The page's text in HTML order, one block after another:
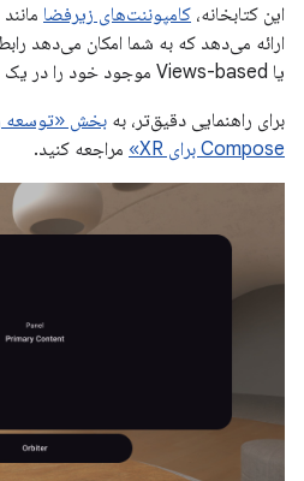
این کتابخانه، کامپوننت‌های زیرفضا مانند
یا Views-based موجود خود را در یک طرح‌بندی فضایی قرار دهید.
برای راهنمایی دقیق‌تر، به
Compose برای XR»
مراجعه کنید.